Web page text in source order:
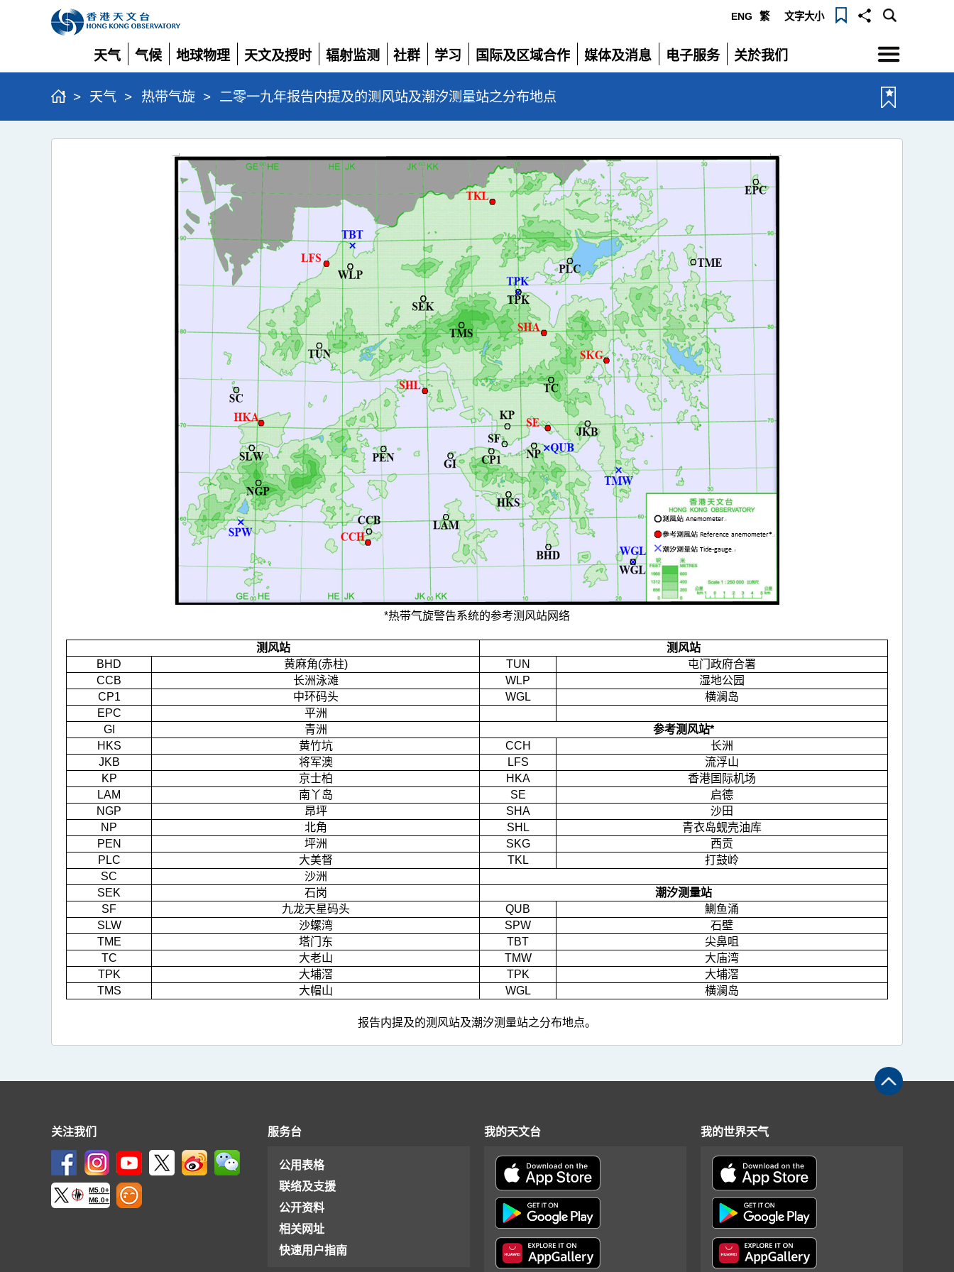
ENG 繁 文字大小
天气
展
开
气候
展
开
地球物理
展
开
天文及授时
展
开
辐射监测
展
开
社群
展
开
学习
展
开
国际及区域合作
展
开
媒体及消息
展
电子服务
展
关於我们
展
选
单
> 天气 > 热带气旋 > 二零一九年报告内提及的测风站及潮汐测量站之分布地点
二
地
点
*热带气旋警告系统的参考测风站网络
测风站
测风站
BHD
黄麻角(赤柱) TUN
屯门政府合署
CCB
长洲泳滩 WLP
湿地公园
CP1
中环码头 WGL
横澜岛
EPC
平洲
GI
青洲
参考测风站*
HKS
黄竹坑 CCH
长洲
JKB
将军澳 LFS
流浮山
KP
京士柏 HKA
香港国际机场
LAM
南丫岛 SE
启德
NGP
昂坪 SHA
沙田
NP
北角 SHL
青衣岛蚬壳油库
PEN
坪洲 SKG
西贡
PLC
大美督 TKL
打鼓岭
SC
沙洲
SEK
石岗
潮汐测量站
SF
九龙天星码头 QUB
鰂鱼涌
SLW
沙螺湾 SPW
石壁
TME
塔门东 TBT
尖鼻咀
TC
大老山 TMW
大庙湾
TPK
大埔滘 TPK
大埔滘
TMS
大帽山 WGL 横澜岛
报告内提及的测风站及潮汐测量站之分布地点。
关注我们
M5.0+
M6.0+
服务台
公用表格
联络及支援
公开资料
相关网址
快速用户指南
我的天文台 我的世界天气